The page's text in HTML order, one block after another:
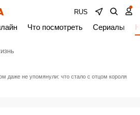
RUS
Что посмотреть Сериалы
даже не упомянули: что стало с отцом короля